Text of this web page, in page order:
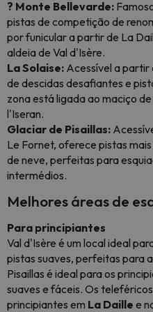
? Monte Bellevarde:
pistas de competição de
por funicular a partir de La
aldeia de Val d'Isère.
La Solaise: Acessível a partir
de descidas desafiantes e
zona está ligada ao maciço
l'Iseran.
Glaciar de Pisaillas:
Le Fornet, oferece pistas
de neve, perfeitas para
intermédios.
Melhores áreas de
Para principiantes
Val d'Isère é um local ideal
pistas suaves, perfeitas para
Pisaillas é ideal para os
suaves e fáceis. Os
principiantes em La Daille e